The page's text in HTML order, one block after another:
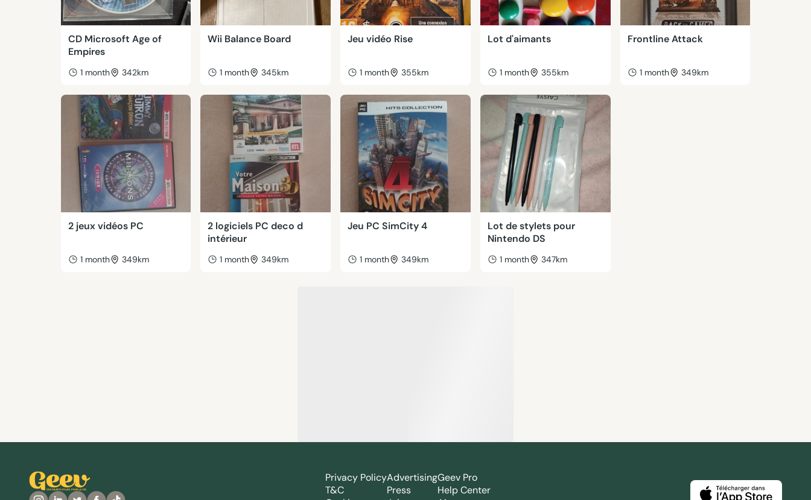
CD Microsoft Age of
Empires
1 month 342km
Wii Balance Board
1 month 345km
Jeu vidéo Rise
1 month 355km
Lot d'aimants
1 month 355km
Frontline Attack
1 month 349km
2 jeux vidéos PC
1 month 349km
2 logiciels PC deco d
intérieur
1 month 349km
Jeu PC SimCity 4
1 month 349km
Lot de stylets pour
Nintendo DS
1 month 347km
Privacy Policy
T&C
Advertising
Press
Geev Pro
Help Center